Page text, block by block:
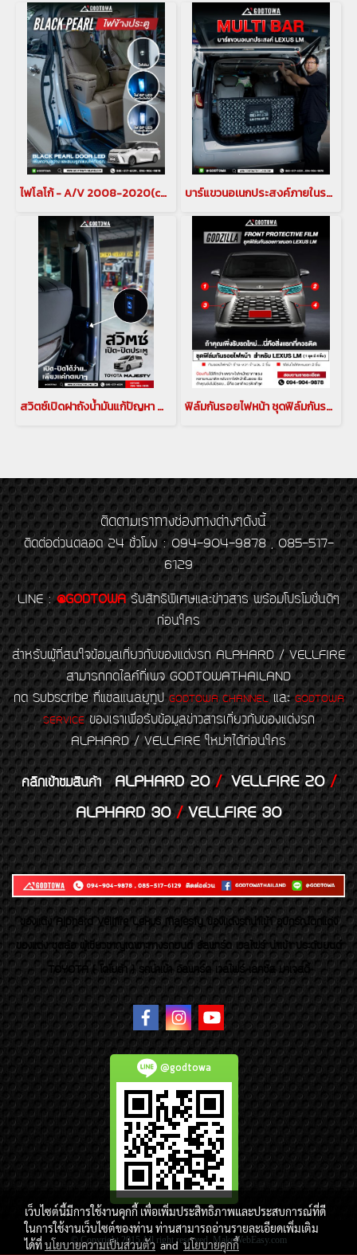
ไฟโลโก้ - A/V 2008-2020(copy)(copy)(copy)(copy)(copy) บาร์แขวนอเนกประสงค์ภายในรถ (MULTI BAR) สำหรับรถยนต์ ALPHARD/VELLFIRE รุ่นปี 2015-2021 บาร์แขวนอเนกประสงค์ภายในรถ มัลติบาร์ บาร์แขวานของในรถอัลพาร์ด เวลไฟร์ MULTI BAR ค้ำหลัง ไม้แขวน ที่แขวนของอัลพาร์ด ไม้แขวนเสื้ออัลพาร์ดสำหรับรถยนต์ ALPHARD/VELLFIRE(cop
สวิตซ์เปิดฝาถังน้ำมันแก้ปัญหา สำหรับ รถยนต์ ALPHARD / VELLFIRE 30 รุ่นปี 2015-2021(copy)(copy)(copy) ฟิล์มกันรอยไฟหน้า ชุดฟิล์มกันรอยไฟหน้า GODZILLA Front Protective Film สำหรับ LEXUS LM 2023 ขึ้นไป
ติดตามเราทางช่องทางต่างๆดังนี้
ติดต่อด่วนตลอด 24 ชั่วโมง : 094-904-9878 , 085-517-
6129
LINE : @GODTOWA รับสิทธิพิเศษและข่าวสาร พร้อมโปรโมชั่นดีๆ
ก่อนใคร
สำหรับผู้ที่สนใจข้อมูลเกี่ยวกับของแต่งรถ ALPHARD / VELLFIRE
สามารถกดไลค์ที่เพจ GODTOWATHAILAND
กด Subscribe ที่แชลแนลยูทูป GODTOWA CHANNELและGODTOWA
SERVICEของเราเพื่อรับข้อมูลข่าวสารเกี่ยวกับของแต่งรถ
ALPHARD / VELLFIRE ใหม่ๆได้ก่อนใคร
คลิกเข้าชมสินค้า ALPHARD 20/VELLFIRE 20/
ALPHARD 30/VELLFIRE 30
ของเเต่ง Alphard Vellfire Lexus Majesty ของเเต่งรถนำเข้า อุปกรณ์ตกแต่ง
ของแต่ง ชุดล้อ ผู้เชี่ยวชาญเฉพาะทางรถยนต์ อัลพาร์ด เวลไฟร์ นำเข้า ประดับยนต์
TOYOTA ( โตโยต้า ) รถนำเข้า อัลพาร์ด เวลไฟร์ เลกซัส มาเจสตี้
@godtowa
© Copyright 2015 All right reserved. MakeWebEasy.com
เว็บไซต์นี้มีการใช้งานคุกกี้ เพื่อเพิ่มประสิทธิภาพและประสบการณ์ที่ดี
ในการใช้งานเว็บไซต์ของท่าน ท่านสามารถอ่านรายละเอียดเพิ่มเติม
ได้ที่นโยบายความเป็นส่วนตัวandนโยบายคุกกี้